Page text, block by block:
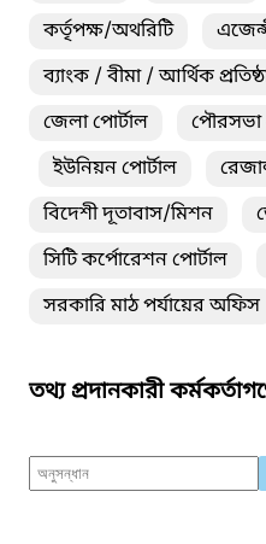
কর্তৃপক্ষ/অথরিটি
ব্যাংক / বীমা / আর্থিক
জেলা পোর্টাল
পৌরসভা
ইউনিয়ন পোর্টাল
বিদেশী দূতাবাস/মিশন
সিটি কর্পোরেশন পোর্টাল
সরকারি মাঠ পর্যায়ের অফিস
তথ্য প্রদানকারী